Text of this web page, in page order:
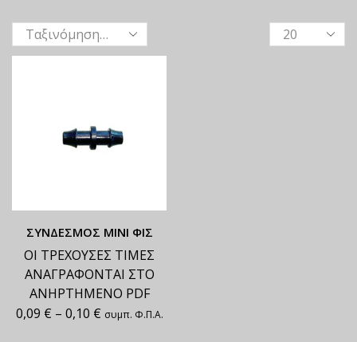
ΣΥΝΔΕΣΜΟΣ MINI ΦΙΣ
ΟΙ ΤΡΕΧΟΥΣΕΣ ΤΙΜΕΣ
ΑΝΑΓΡΑΦΟΝΤΑΙ ΣΤΟ
ΑΝΗΡΤΗΜΕΝΟ PDF
0,09 € – 0,10 € συμπ. Φ.Π.Α.